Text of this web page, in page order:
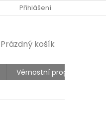
Přihlášení
NÁKUPNÍ
Prázdný košík
Věrnostní program